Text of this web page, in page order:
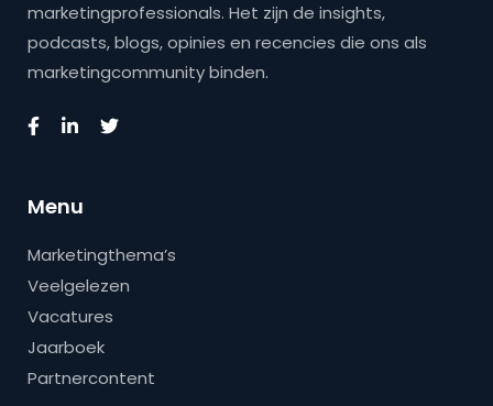
marketingprofessionals. Het zijn de insights,
podcasts, blogs, opinies en recencies die ons als
marketingcommunity binden.
Menu
Marketingthema’s
Veelgelezen
Vacatures
Jaarboek
Partnercontent